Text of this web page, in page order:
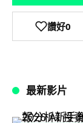
讚好0
最新影片